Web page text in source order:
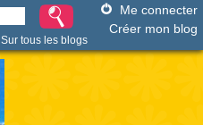
Me connecter
Créer mon blog
Sur tous les blogs